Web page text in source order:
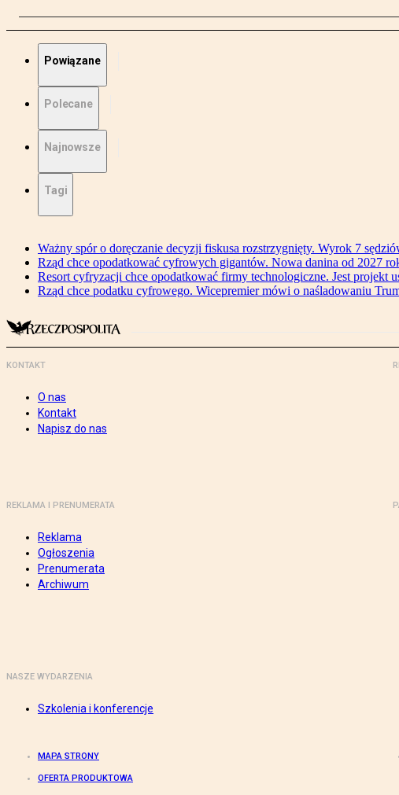
Powiązane
Polecane
Najnowsze
Tagi
Ważny spór o doręczanie decyzji fiskusa rozstrzygnięty. Wyrok 7
Rząd chce opodatkować cyfrowych gigantów. Nowa danina od 2027
Resort cyfryzacji chce opodatkować firmy technologiczne. Jest projekt
Rząd chce podatku cyfrowego. Wicepremier mówi o naśladowaniu
KONTAKT
O nas
Kontakt
Napisz do nas
REKLAMA I PRENUMERATA
Reklama
Ogłoszenia
Prenumerata
Archiwum
NASZE WYDARZENIA
Szkolenia i konferencje
MAPA STRONY
OFERTA PRODUKTOWA